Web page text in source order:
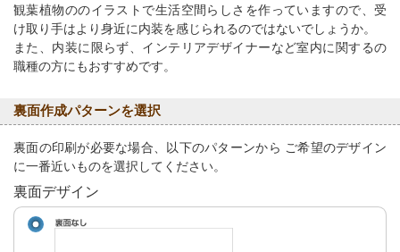
観葉植物ののイラストで生活空間らしさを作っていますので、受
け取り手はより身近に内装を感じられるのではないでしょうか。
また、内装に限らず、インテリアデザイナーなど室内に関するの
職種の方にもおすすめです。
裏面作成パターンを選択
裏面の印刷が必要な場合、以下のパターンから ご希望のデザイン
に一番近いものを選択してください。
裏面デザイン